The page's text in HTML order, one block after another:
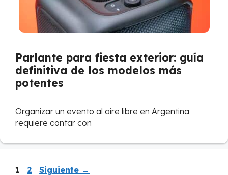
Parlante para fiesta exterior: guía
definitiva de los modelos más
potentes
Organizar un evento al aire libre en Argentina
requiere contar con
Página
1 Página
2 Siguiente →